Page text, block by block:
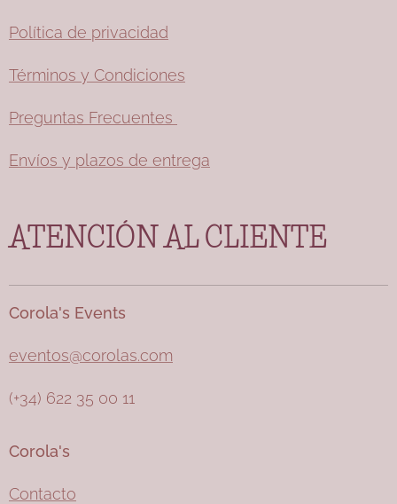
Política de privacidad
Términos y Condiciones
Preguntas Frecuentes
Envíos y plazos de entrega
ATENCIÓN AL CLIENTE
Corola's Events
eventos@corolas.com
(+34) 622 35 00 11
Corola's
Contacto